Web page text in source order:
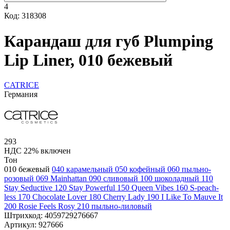
4
Код: 318308
Карандаш для губ Plumping
Lip Liner, 010 бежевый
CATRICE
Германия
293
НДС 22% включен
Тон
010 бежевый 040 карамельный 050 кофейный 060 пыльно-
розовый 069 Mainhattan 090 сливовый 100 шоколадный 110
Stay Seductive 120 Stay Powerful 150 Queen Vibes 160 S-peach-
less 170 Chocolate Lover 180 Cherry Lady 190 I Like To Mauve It
200 Rosie Feels Rosy 210 пыльно-лиловый
Штрихкод: 4059729276667
Артикул: 927666